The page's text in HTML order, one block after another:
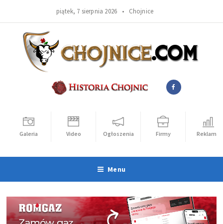
piątek, 7 sierpnia 2026 • Chojnice
Galeria Video Ogłoszenia Firmy Reklama
Menu